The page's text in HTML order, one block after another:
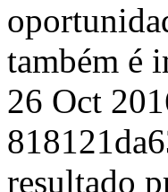
também é
26 Oct
resultado